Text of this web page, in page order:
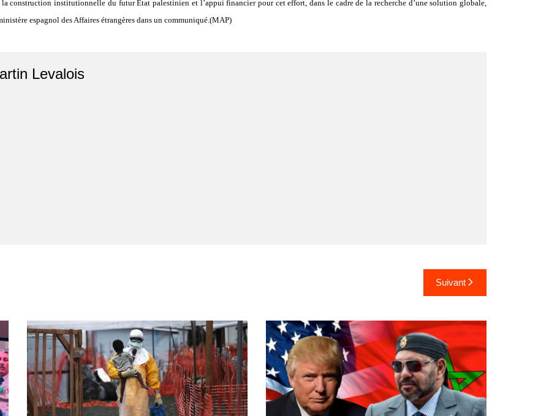
construction institutionnelle du futur Etat palestinien et l’appui financier pour cet effort, dans le cadre de la recherche d’une solution globale,
espagnol des Affaires étrangères dans un communiqué.(MAP)
Levalois
Suivant